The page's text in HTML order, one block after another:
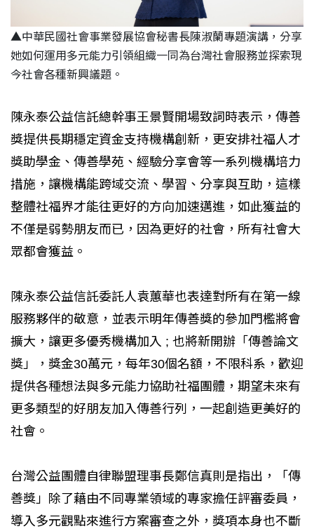
▲中華民國社會事業發展協會秘書長陳淑蘭專題演講，分享
她如何運用多元能力引領組織一同為台灣社會服務並探索現
今社會各種新興議題。
陳永泰公益信託總幹事王景賢開場致詞時表示，傳善
獎提供長期穩定資金支持機構創新，更安排社福人才
獎助學金、傳善學苑、經驗分享會等一系列機構培力
措施，讓機構能跨域交流、學習、分享與互助，這樣
整體社福界才能往更好的方向加速邁進，如此獲益的
不僅是弱勢朋友而已，因為更好的社會，所有社會大
眾都會獲益。
陳永泰公益信託委託人袁蕙華也表達對所有在第一線
服務夥伴的敬意，並表示明年傳善獎的參加門檻將會
擴大，讓更多優秀機構加入 ; 也將新開辦「傳善論文
獎」，獎金30萬元，每年30個名額，不限科系，歡迎
提供各種想法與多元能力協助社福團體，期望未來有
更多類型的好朋友加入傳善行列，一起創造更美好的
社會。
台灣公益團體自律聯盟理事長鄭信真則是指出，「傳
善獎」除了藉由不同專業領域的專家擔任評審委員，
導入多元觀點來進行方案審查之外，獎項本身也不斷